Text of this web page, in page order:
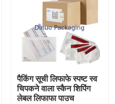
पैकिंग सूची लिफाफे स्पष्ट स्व
चिपकने वाला स्कैन शिपिंग
लेबल लिफाफा पाउच